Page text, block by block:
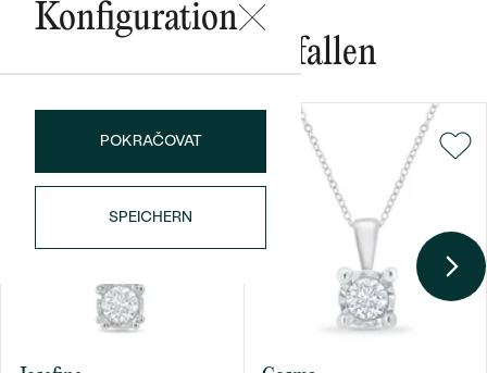
Bestseller
ANSEHEN
Konfiguration
POKRAČOVAT
SPEICHERN
Das könnte Ihnen gefallen